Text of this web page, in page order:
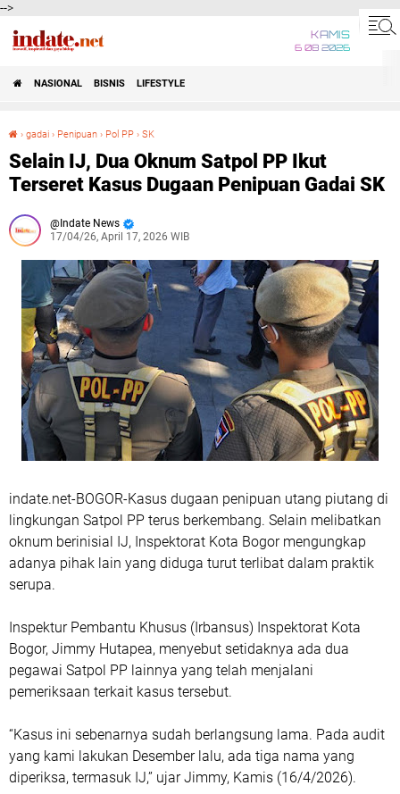
-->
KAMIS
6 08 2026
NASIONAL BISNIS LIFESTYLE
› gadai › Penipuan › Pol PP › SK
Selain IJ, Dua Oknum Satpol PP Ikut
Terseret Kasus Dugaan Penipuan Gadai SK
Indate News
17/04/26, April 17, 2026 WIB
indate.net-BOGOR-Kasus dugaan penipuan utang piutang di
lingkungan Satpol PP terus berkembang. Selain melibatkan
oknum berinisial IJ, Inspektorat Kota Bogor mengungkap
adanya pihak lain yang diduga turut terlibat dalam praktik
serupa.
Inspektur Pembantu Khusus (Irbansus) Inspektorat Kota
Bogor, Jimmy Hutapea, menyebut setidaknya ada dua
pegawai Satpol PP lainnya yang telah menjalani
pemeriksaan terkait kasus tersebut.
“Kasus ini sebenarnya sudah berlangsung lama. Pada audit
yang kami lakukan Desember lalu, ada tiga nama yang
diperiksa, termasuk IJ,” ujar Jimmy, Kamis (16/4/2026).